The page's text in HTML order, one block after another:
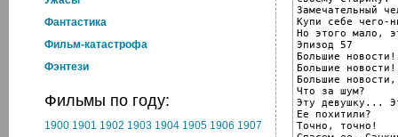
Фантастика
Фильм-катастрофа
Фэнтези
Фильмы по году:
1900 1901 1902 1903 1904 1905 1906 1907
Замечательный
Купи себе чего-
Но этого мало,
Эпизод 57
Большие новости!
Большие новости!
Большие
Что за шум?
Эту девушку...
Ее похитили?
Точно, точно!